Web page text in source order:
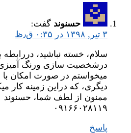
حسنوند گفت:
۳ تیر, ۱۳۹۸ در ۰:۳۵ ق٫ظ
سلام، خسته نباشید،
درشخصیت سازی ورنگ آمیزی
میخواستم در صورت امکان با
دیگری، که دراین زمینه کار
ممنون از لطف شما، حسنوند
۰۹۱۶۶۰۲۸۱۱۹
پاسخ